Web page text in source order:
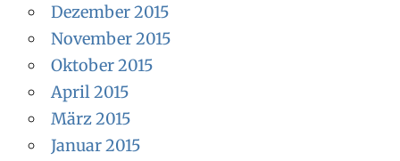
Dezember 2015
November 2015
Oktober 2015
April 2015
März 2015
Januar 2015